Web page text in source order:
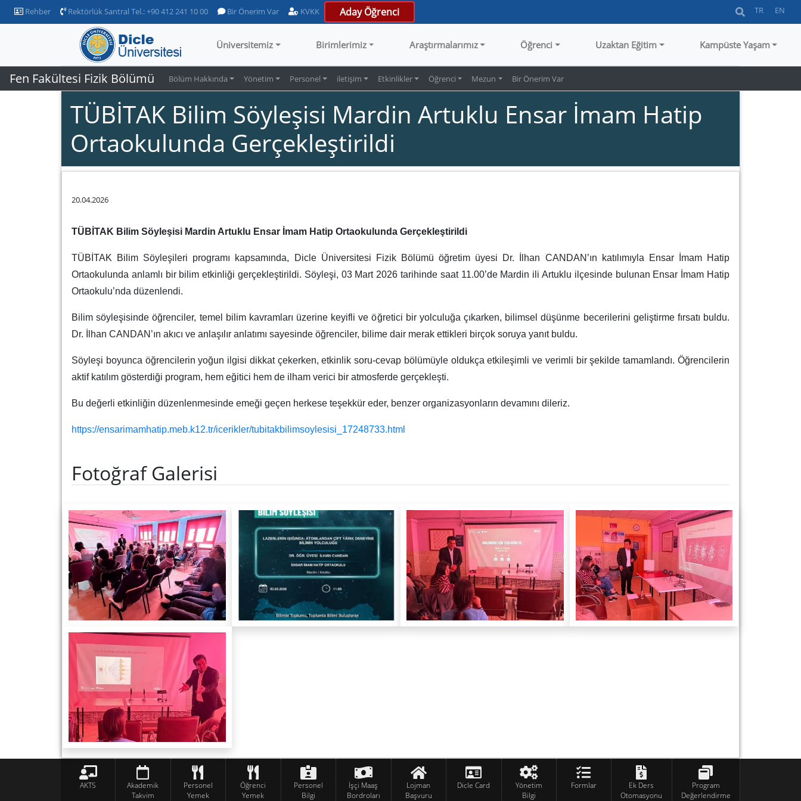
Rehber Rektörlük Santral Tel.: +90 412 241 10 00 Bir Önerim Var KVKK Aday Öğrenci TR EN
Üniversitemiz Birimlerimiz Araştırmalarımız Öğrenci Uzaktan Eğitim Kampüste Yaşam
Fen Fakültesi Fizik Bölümü Bölüm Hakkında Yönetim Personel iletişim Etkinlikler Öğrenci Mezun Bir Önerim Var
TÜBİTAK Bilim Söyleşisi Mardin Artuklu Ensar İmam Hatip
Ortaokulunda Gerçekleştirildi
20.04.2026
TÜBİTAK Bilim Söyleşisi Mardin Artuklu Ensar İmam Hatip Ortaokulunda Gerçekleştirildi
TÜBİTAK Bilim Söyleşileri programı kapsamında, Dicle Üniversitesi Fizik Bölümü öğretim üyesi Dr. İlhan CANDAN’ın katılımıyla
Ensar İmam Hatip
Ortaokulunda anlamlı bir bilim etkinliği gerçekleştirildi. Söyleşi, 03 Mart 2026 tarihinde saat 11.00’de Mardin ili Artuklu ilçesinde bulunan Ensar İmam Hatip
Ortaokulu’nda düzenlendi.
Bilim söyleşisinde öğrenciler, temel bilim kavramları üzerine keyifli ve öğretici bir yolculuğa çıkarken, bilimsel düşünme becerilerini geliştirme fırsatı buldu.
Dr. İlhan CANDAN’ın akıcı ve anlaşılır anlatımı sayesinde öğrenciler, bilime dair merak ettikleri birçok soruya yanıt buldu.
Söyleşi boyunca öğrencilerin yoğun ilgisi dikkat çekerken, etkinlik soru-cevap bölümüyle oldukça etkileşimli ve verimli bir şekilde tamamlandı. Öğrencilerin
aktif katılım gösterdiği program, hem eğitici hem de ilham verici bir atmosferde gerçekleşti.
Bu değerli etkinliğin düzenlenmesinde emeği geçen herkese teşekkür eder, benzer organizasyonların devamını dileriz.
https://ensarimamhatip.meb.k12.tr/icerikler/tubitakbilimsoylesisi_17248733.html
Fotoğraf Galerisi
AKTS
Akademik
Takvim
Personel
Yemek
Öğrenci
Yemek
Personel
Bilgi
İşçi Maaş
Bordroları
Lojman
Başvuru
Dicle Card
Yönetim
Bilgi
Formlar
Ek Ders
Otomasyonu
Program
Değerlendirme